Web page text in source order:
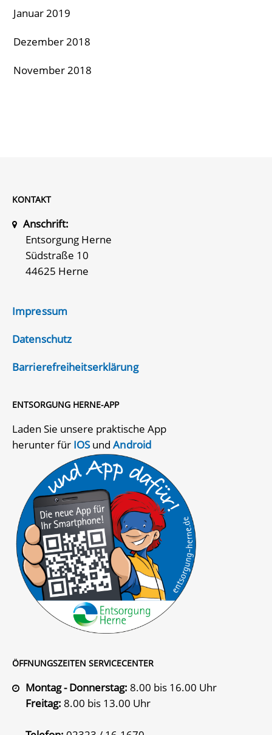
Januar 2019
Dezember 2018
November 2018
KONTAKT
Anschrift:
Entsorgung Herne
Südstraße 10
44625 Herne
Impressum
Datenschutz
Barrierefreiheitserklärung
ENTSORGUNG HERNE-APP
Laden Sie unsere praktische App
herunter für IOSundAndroid
ÖFFNUNGSZEITEN SERVICECENTER
Montag - Donnerstag: 8.00 bis 16.00 Uhr
Freitag: 8.00 bis 13.00 Uhr